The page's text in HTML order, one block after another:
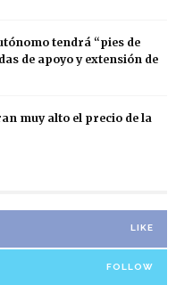
tendrá “pies de
de apoyo y extensión de
muy alto el precio de la
LIKE
FOLLOW